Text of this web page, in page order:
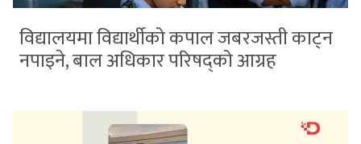
विद्यालयमा विद्यार्थीको कपाल जबरजस्ती काट्न
नपाइने, बाल अधिकार परिषद्को आग्रह